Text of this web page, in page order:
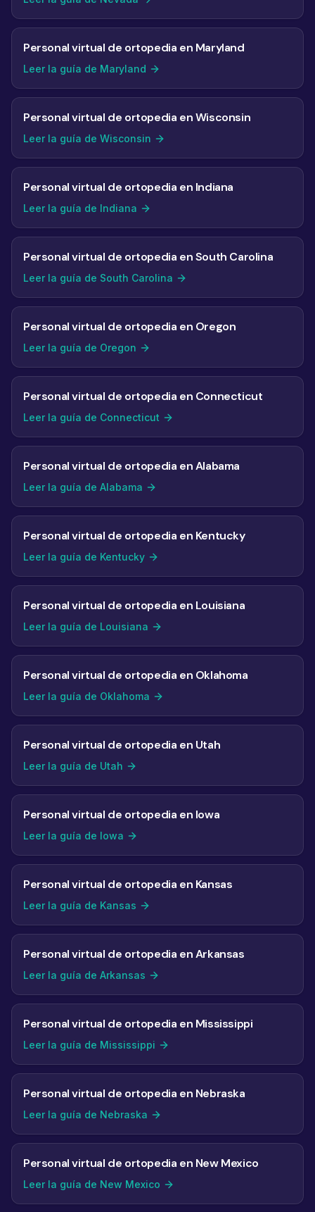
Personal virtual de ortopedia en Maryland
Leer la guía de Maryland
Personal virtual de ortopedia en Wisconsin
Leer la guía de Wisconsin
Personal virtual de ortopedia en Indiana
Leer la guía de Indiana
Personal virtual de ortopedia en South Carolina
Leer la guía de South Carolina
Personal virtual de ortopedia en Oregon
Leer la guía de Oregon
Personal virtual de ortopedia en Connecticut
Leer la guía de Connecticut
Personal virtual de ortopedia en Alabama
Leer la guía de Alabama
Personal virtual de ortopedia en Kentucky
Leer la guía de Kentucky
Personal virtual de ortopedia en Louisiana
Leer la guía de Louisiana
Personal virtual de ortopedia en Oklahoma
Leer la guía de Oklahoma
Personal virtual de ortopedia en Utah
Leer la guía de Utah
Personal virtual de ortopedia en Iowa
Leer la guía de Iowa
Personal virtual de ortopedia en Kansas
Leer la guía de Kansas
Personal virtual de ortopedia en Arkansas
Leer la guía de Arkansas
Personal virtual de ortopedia en Mississippi
Leer la guía de Mississippi
Personal virtual de ortopedia en Nebraska
Leer la guía de Nebraska
Personal virtual de ortopedia en New Mexico
Leer la guía de New Mexico